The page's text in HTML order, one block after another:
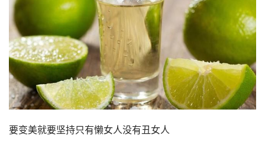
要变美就要坚持只有懒女人没有丑女人